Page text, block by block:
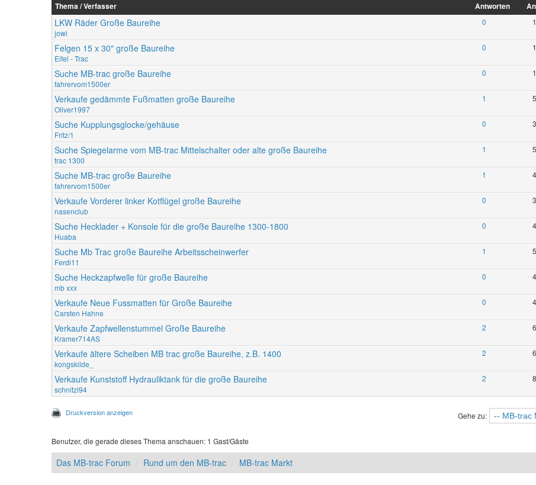
Thema / Verfasser Antworten
LKW Räder Große Baureihe
jowi
0
Felgen 15 x 30" große Baureihe
Eifel - Trac
0
Suche MB-trac große Baureihe
fahrervom1500er
0
Verkaufe gedämmte Fußmatten große Baureihe
Oliver1997
1
Suche Kupplungsglocke/gehäuse
Fritz/1
0
Suche Spiegelarme vom MB-trac Mittelschalter oder alte große Baureihe
trac 1300
1
Suche MB-trac große Baureihe
fahrervom1500er
1
Verkaufe Vorderer linker Kotflügel große Baureihe
nasenclub
0
Suche Hecklader + Konsole für die große Baureihe 1300-1800
Huaba
0
Suche Mb Trac große Baureihe Arbeitsscheinwerfer
Ferdi11
1
Suche Heckzapfwelle für große Baureihe
mb xxx
0
Verkaufe Neue Fussmatten für Große Baureihe
Carsten Hahne
0
Verkaufe Zapfwellenstummel Große Baureihe
Kramer714AS
2
Verkaufe ältere Scheiben MB trac große Baureihe, z.B. 1400
kongskilde_
2
Verkaufe Kunststoff Hydrauliktank für die große Baureihe
schnitzi94
2
Druckversion anzeigen Gehe zu:
Benutzer, die gerade dieses Thema anschauen: 1 Gast/Gäste
Das MB-trac Forum Rund um den MB-trac MB-trac Markt